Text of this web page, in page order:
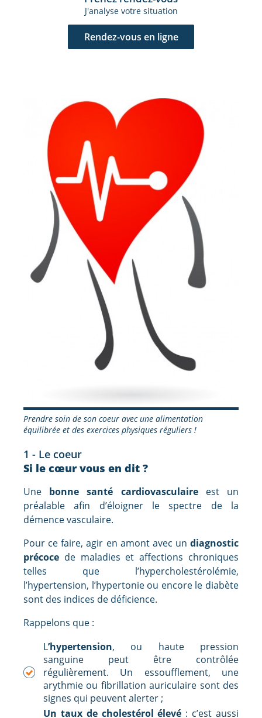
J'analyse votre situation
Rendez-vous en ligne
1 - Le coeur
Si le cœur vous en dit ?
Une bonne santé cardiovasculaireest un
préalable afin d’éloigner le spectre de la
démence vasculaire.
Pour ce faire, agir en amont avec un diagnostic
précoce de maladies et affections chroniques
telles que l’hypercholestérolémie,
l’hypertension, l’hypertonie ou encore le diabète
sont des indices de déficience.
Rappelons que :
L’hypertension, ou haute pression
sanguine peut être contrôlée
régulièrement. Un essoufflement, une
arythmie ou fibrillation auriculaire sont des
signes qui peuvent alerter ;
Un taux de cholestérol élevé : c’est aussi
Prendre soin de son coeur avec une alimentation
équilibrée et des exercices physiques réguliers !